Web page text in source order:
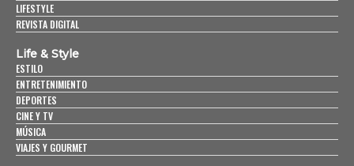
LIFESTYLE
REVISTA DIGITAL
Life & Style
ESTILO
ENTRETENIMIENTO
DEPORTES
CINE Y TV
MÚSICA
VIAJES Y GOURMET